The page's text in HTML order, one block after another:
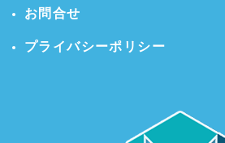
お問合せ
プライバシーポリシー